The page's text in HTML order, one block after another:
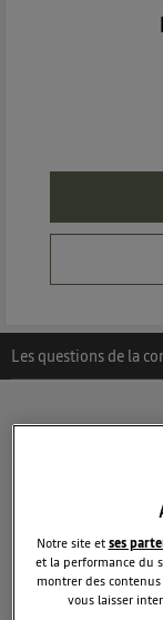
Les questions de la
0like
Le13 octobre
Simultanéité
Notre site etses
et la performance du
montrer des
vous laisser